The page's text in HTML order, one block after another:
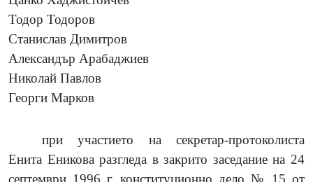
Тодор Тодоров
Станислав Димитров
Александър Арабаджиев
Николай Павлов
Георги Марков
при участието на секретар-протоколиста
Енита Еникова разгледа в закрито заседание на 24
септември 1996 г. конституционно дело № 15 от